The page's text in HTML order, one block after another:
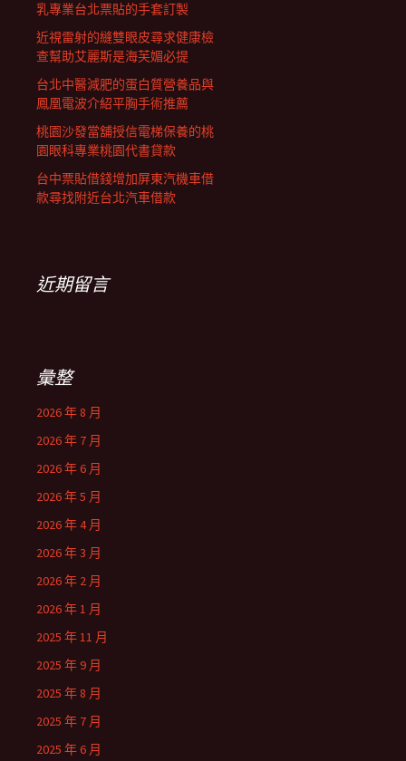
乳專業台北票貼的手套訂製
近視雷射的縫雙眼皮尋求健康檢
查幫助艾麗斯是海芙媚必提
台北中醫減肥的蛋白質營養品與
鳳凰電波介紹平胸手術推薦
桃園沙發當舖授信電梯保養的桃
園眼科專業桃園代書貸款
台中票貼借錢增加屏東汽機車借
款尋找附近台北汽車借款
近期留言
彙整
2026 年 8 月
2026 年 7 月
2026 年 6 月
2026 年 5 月
2026 年 4 月
2026 年 3 月
2026 年 2 月
2026 年 1 月
2025 年 11 月
2025 年 9 月
2025 年 8 月
2025 年 7 月
2025 年 6 月